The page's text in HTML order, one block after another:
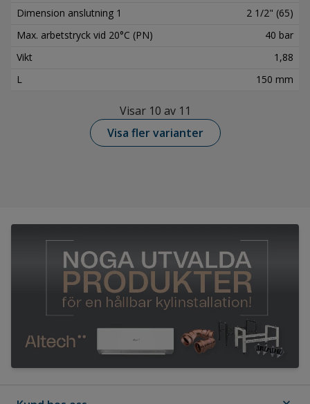
Dimension anslutning 1
2 1/2" (65)
Max. arbetstryck vid 20°C (PN)
40 bar
Vikt
1,88
L
150 mm
Visar 10 av 11
Visa fler varianter